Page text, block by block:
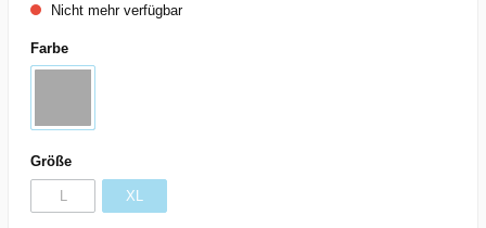
Nicht mehr verfügbar
Farbe
Größe
L XL